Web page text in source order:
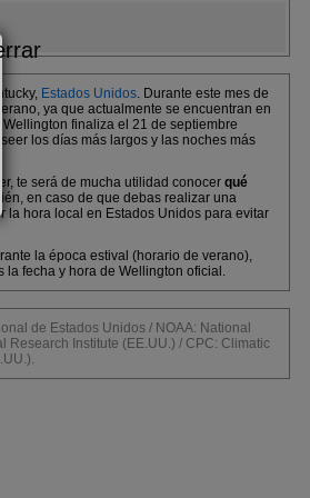
Estados Unidos. Durante este mes de
ya que actualmente se encuentran en
finaliza el 21 de septiembre
los días más largos y las noches más
te será de mucha utilidad conocer qué
en caso de que debas realizar una
la hora local en Estados Unidos para evitar
la época estival (horario de verano),
la fecha y hora de Wellington oficial.
de Estados Unidos / NOAA: National
Research Institute (EE.UU.) / CPC: Climatic